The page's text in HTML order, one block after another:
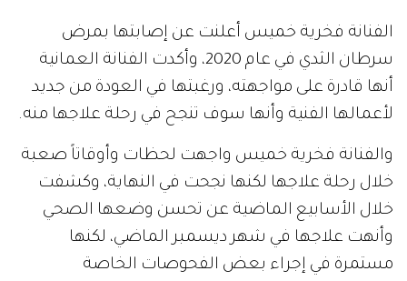
الفنانة فخرية خميس أعلنت عن إصابتها بمرض
سرطان الثدي في عام 2020، وأكدت الفنانة العمانية
أنها قادرة على مواجهته، ورغبتها في العودة من جديد
لأعمالها الفنية وأنها سوف تنجح في رحلة علاجها منه.
والفنانة فخرية خميس واجهت لحظات وأوقاتاً صعبة
خلال رحلة علاجها لكنها نجحت في النهاية، وكشفت
خلال الأسابيع الماضية عن تحسن وضعها الصحي
وأنهت علاجها في شهر ديسمبر الماضي، لكنها
مستمرة في إجراء بعض الفحوصات الخاصة